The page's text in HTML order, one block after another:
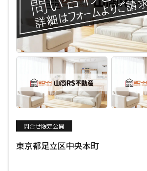
問合せ限定公開
東京都足立区中央本町